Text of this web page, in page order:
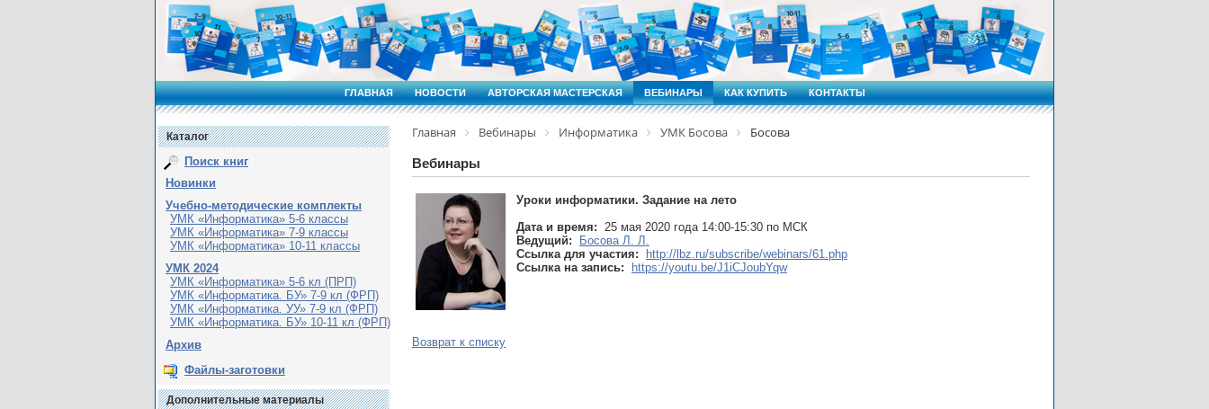
ГЛАВНАЯ НОВОСТИ АВТОРСКАЯ МАСТЕРСКАЯ ВЕБИНАРЫ КАК КУПИТЬ КОНТАКТЫ
Каталог
Поиск книг
Новинки
Учебно-методические комплекты
УМК «Информатика» 5-6 классы
УМК «Информатика» 7-9 классы
УМК «Информатика» 10-11 классы
УМК 2024
УМК «Информатика» 5-6 кл (ПРП)
УМК «Информатика. БУ» 7-9 кл (ФРП)
УМК «Информатика. УУ» 7-9 кл (ФРП)
УМК «Информатика. БУ» 10-11 кл (ФРП)
Архив
Файлы-заготовки
Дополнительные материалы
Главная Вебинары Информатика УМК Босова Босова
Вебинары
Уроки информатики. Задание на лето
Дата и время: 25 мая 2020 года 14:00-15:30 по МСК
Ведущий:
Босова Л. Л.
Ссылка для участия:
http://lbz.ru/subscribe/webinars/61.php
Ссылка на запись:
https://youtu.be/J1iCJoubYqw
Возврат к списку